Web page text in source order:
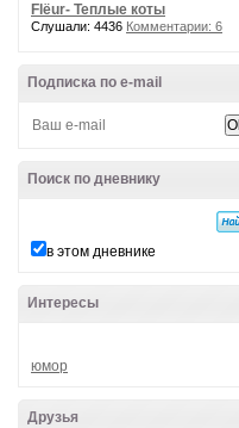
Flёur- Теплые коты
Слушали: 4436 Комментарии: 6
Подписка по e-mail
Поиск по дневнику
в этом дневнике
Интересы
юмор
Друзья